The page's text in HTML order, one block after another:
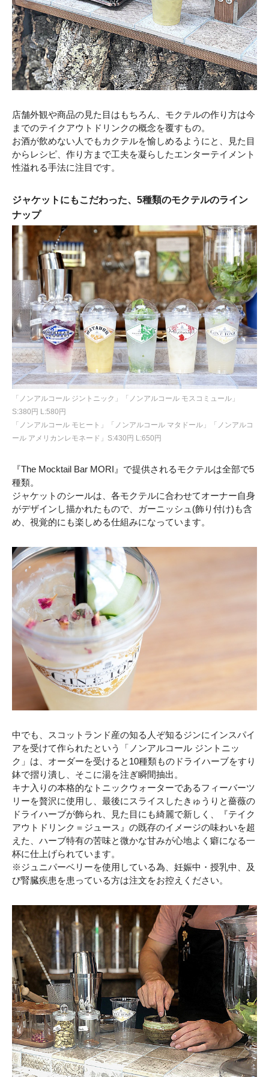
店舗外観や商品の見た目はもちろん、モクテルの作り方は今
までのテイクアウトドリンクの概念を覆すもの。
お酒が飲めない人でもカクテルを愉しめるようにと、見た目
からレシピ、作り方まで工夫を凝らしたエンターテイメント
性溢れる手法に注目です。
ジャケットにもこだわった、5種類のモクテルのライン
ナップ
「ノンアルコール ジントニック」「ノンアルコール モスコミュール」
S:380円 L:580円
「ノンアルコール モヒート」「ノンアルコール マタドール」「ノンアルコ
ール アメリカンレモネード」S:430円 L:650円
『The Mocktail Bar MORI』で提供されるモクテルは全部で5
種類。
ジャケットのシールは、各モクテルに合わせてオーナー自身
がデザインし描かれたもので、ガーニッシュ(飾り付け)も含
め、視覚的にも楽しめる仕組みになっています。
中でも、スコットランド産の知る人ぞ知るジンにインスパイ
アを受けて作られたという「ノンアルコール ジントニッ
ク」は、オーダーを受けると10種類ものドライハーブをすり
鉢で摺り潰し、そこに湯を注ぎ瞬間抽出。
キナ入りの本格的なトニックウォーターであるフィーバーツ
リーを贅沢に使用し、最後にスライスしたきゅうりと薔薇の
ドライハーブが飾られ、見た目にも綺麗で新しく、『テイク
アウトドリンク＝ジュース』の既存のイメージの味わいを超
えた、ハーブ特有の苦味と微かな甘みが心地よく癖になる一
杯に仕上げられています。
※ジュニパーベリーを使用している為、妊娠中・授乳中、及
び腎臓疾患を患っている方は注文をお控えください。